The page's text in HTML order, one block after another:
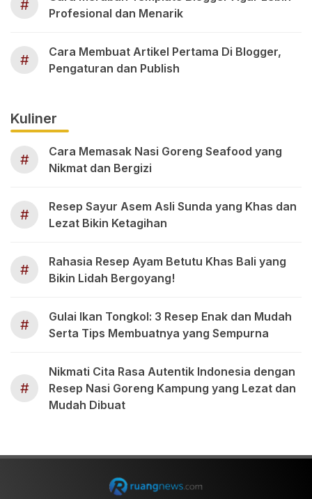
#
Profesional dan Menarik
#
Cara Membuat Artikel Pertama Di Blogger,
Pengaturan dan Publish
Kuliner
#
Cara Memasak Nasi Goreng Seafood yang
Nikmat dan Bergizi
#
Resep Sayur Asem Asli Sunda yang Khas dan
Lezat Bikin Ketagihan
#
Rahasia Resep Ayam Betutu Khas Bali yang
Bikin Lidah Bergoyang!
#
Gulai Ikan Tongkol: 3 Resep Enak dan Mudah
Serta Tips Membuatnya yang Sempurna
#
Nikmati Cita Rasa Autentik Indonesia dengan
Resep Nasi Goreng Kampung yang Lezat dan
Mudah Dibuat